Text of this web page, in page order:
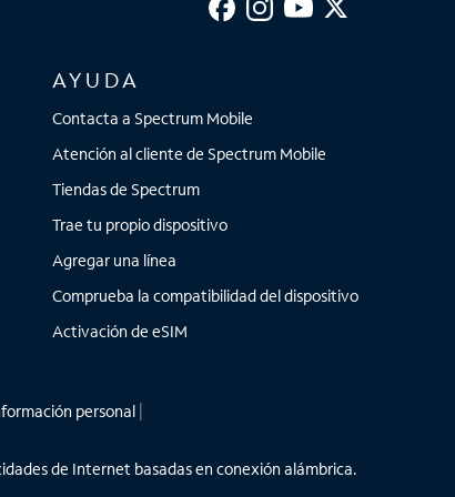
AYUDA
Contacta a Spectrum Mobile
Atención al cliente de Spectrum Mobile
Tiendas de Spectrum
Trae tu propio dispositivo
Agregar una línea
Comprueba la compatibilidad del dispositivo
Activación de eSIM
personal
de Internet basadas en conexión alámbrica.